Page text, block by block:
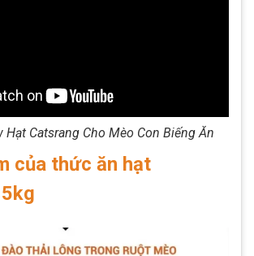
Hạt Catsrang Cho Mèo Con Biếng Ăn
của thức ăn hạt